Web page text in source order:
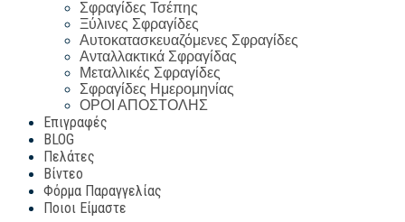
Σφραγίδες Τσέπης
Ξύλινες Σφραγίδες
Αυτοκατασκευαζόμενες Σφραγίδες
Ανταλλακτικά Σφραγίδας
Μεταλλικές Σφραγίδες
Σφραγίδες Ημερομηνίας
ΟΡΟΙ ΑΠΟΣΤΟΛΗΣ
Επιγραφές
BLOG
Πελάτες
Βίντεο
Φόρμα Παραγγελίας
Ποιοι Είμαστε